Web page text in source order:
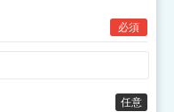
必須
任意